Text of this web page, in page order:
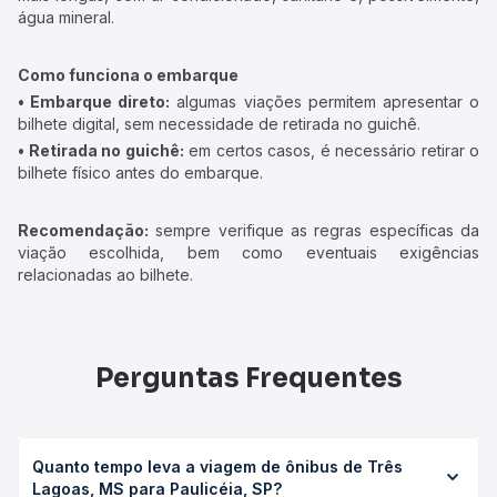
água mineral.
Como funciona o embarque
• Embarque direto: algumas viações permitem apresentar o
bilhete digital, sem necessidade de retirada no guichê.
• Retirada no guichê: em certos casos, é necessário retirar o
bilhete físico antes do embarque.
Recomendação: sempre verifique as regras específicas da
viação escolhida, bem como eventuais exigências
relacionadas ao bilhete.
Perguntas Frequentes
Quanto tempo leva a viagem de ônibus de Três
Lagoas, MS para Paulicéia, SP?